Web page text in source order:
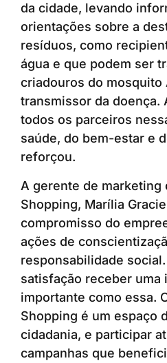
da cidade, levando
orientações sobre a
resíduos, como
água e que podem ser
criadouros do mosquito
transmissor da doença.
todos os parceiros
saúde, do bem-estar e
reforçou.
A gerente de marketing
Shopping, Marília
compromisso do
ações de
responsabilidade
satisfação receber uma
importante como essa.
Shopping é um espaço
cidadania, e participar
campanhas que